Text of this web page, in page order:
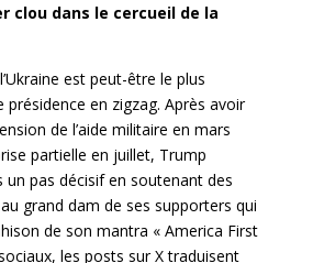
clou dans le cercueil de la
est peut-être le plus
en zigzag. Après avoir
de l’aide militaire en mars
partielle en juillet, Trump
pas décisif en soutenant des
grand dam de ses supporters qui
de son mantra « America First
les posts sur X traduisent